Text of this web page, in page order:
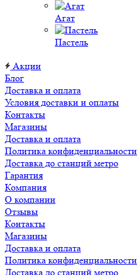
Агат
Пастель
Акции
Блог
Доставка и оплата
Условия доставки и оплаты
Контакты
Магазины
Доставка и оплата
Политика конфиденциальности
Доставка до станций метро
Гарантия
Компания
О компании
Отзывы
Контакты
Магазины
Доставка и оплата
Политика конфиденциальности
Доставка до станций метро